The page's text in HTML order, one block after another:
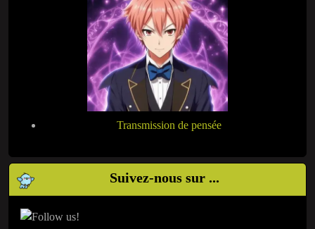
Transmission de pensée
Suivez-nous sur ...